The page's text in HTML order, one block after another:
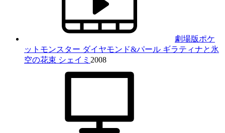
劇場版ポケ
ットモンスター ダイヤモンド&パール ギラティナと氷
空の花束 シェイミ 2008